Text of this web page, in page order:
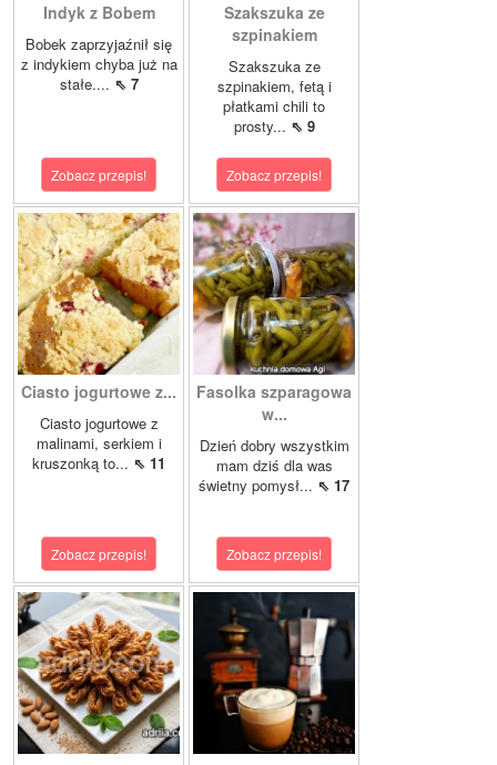
Indyk z Bobem
Bobek zaprzyjaźnił się
z indykiem chyba już na
stałe.... ⇖ 7
Zobacz przepis!
Szakszuka ze
szpinakiem
Szakszuka ze
szpinakiem, fetą i
płatkami chili to
prosty... ⇖ 9
Zobacz przepis!
Ciasto jogurtowe z...
Ciasto jogurtowe z
malinami, serkiem i
kruszonką to... ⇖ 11
Zobacz przepis!
Fasolka szparagowa
w...
Dzień dobry wszystkim
mam dziś dla was
świetny pomysł... ⇖ 17
Zobacz przepis!